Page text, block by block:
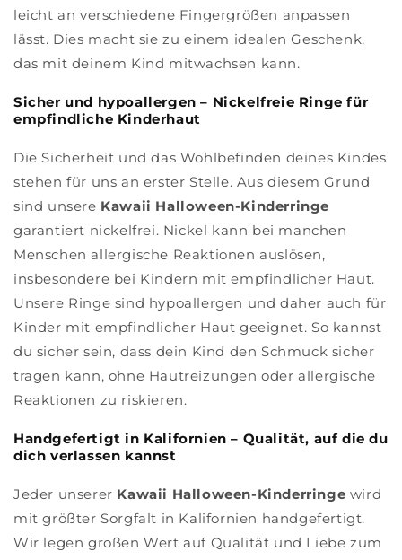
leicht an verschiedene Fingergrößen anpassen
lässt. Dies macht sie zu einem idealen Geschenk,
das mit deinem Kind mitwachsen kann.
Sicher und hypoallergen – Nickelfreie Ringe für
empfindliche Kinderhaut
Die Sicherheit und das Wohlbefinden deines Kindes
stehen für uns an erster Stelle. Aus diesem Grund
sind unsere Kawaii Halloween-Kinderringe
garantiert nickelfrei. Nickel kann bei manchen
Menschen allergische Reaktionen auslösen,
insbesondere bei Kindern mit empfindlicher Haut.
Unsere Ringe sind hypoallergen und daher auch für
Kinder mit empfindlicher Haut geeignet. So kannst
du sicher sein, dass dein Kind den Schmuck sicher
tragen kann, ohne Hautreizungen oder allergische
Reaktionen zu riskieren.
Handgefertigt in Kalifornien – Qualität, auf die du
dich verlassen kannst
Jeder unserer Kawaii Halloween-Kinderringe wird
mit größter Sorgfalt in Kalifornien handgefertigt.
Wir legen großen Wert auf Qualität und Liebe zum